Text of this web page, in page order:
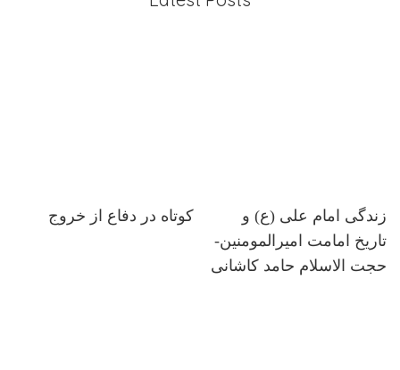
زندگی امام علی (ع) و
تاریخ امامت امیرالمومنین-
حجت الاسلام حامد کاشانی
کوتاه در دفاع از خروج